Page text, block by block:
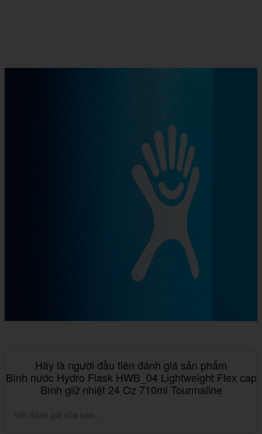
Hãy là người đầu tiên đánh giá sản phẩm
Bình nước Hydro Flask HWB_04 Lightweight Flex cap
Bình giữ nhiệt 24 Oz 710ml Tourmaline
Viết đánh giá của bạn...